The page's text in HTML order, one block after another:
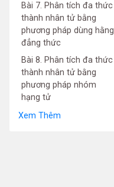
Bài 7. Phân tích đa thức
thành nhân tử bằng
phương pháp dùng hằng
đẳng thức
Bài 8. Phân tích đa thức
thành nhân tử bằng
phương pháp nhóm
hạng tử
Xem Thêm